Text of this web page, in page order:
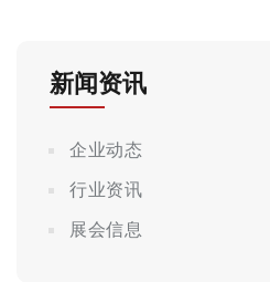
新闻资讯
企业动态
行业资讯
展会信息